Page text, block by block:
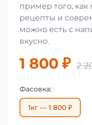
пример того, как
рецепты и
можно есть с
вкусно.
1 800 ₽ 2
Фасовка:
1кг — 1 800 ₽